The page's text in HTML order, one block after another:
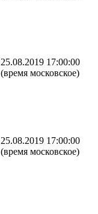
25.08.2019 17:00:00
(время московское)
25.08.2019 17:00:00
(время московское)